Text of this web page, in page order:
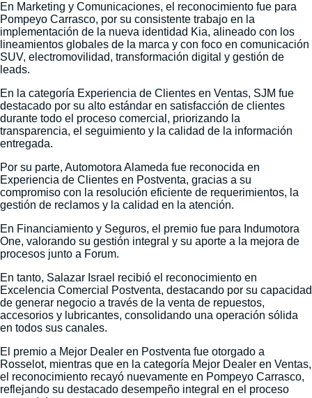
En Marketing y Comunicaciones, el reconocimiento fue para
Pompeyo Carrasco, por su consistente trabajo en la
implementación de la nueva identidad Kia, alineado con los
lineamientos globales de la marca y con foco en comunicación
SUV, electromovilidad, transformación digital y gestión de
leads.
En la categoría Experiencia de Clientes en Ventas, SJM fue
destacado por su alto estándar en satisfacción de clientes
durante todo el proceso comercial, priorizando la
transparencia, el seguimiento y la calidad de la información
entregada.
Por su parte, Automotora Alameda fue reconocida en
Experiencia de Clientes en Postventa, gracias a su
compromiso con la resolución eficiente de requerimientos, la
gestión de reclamos y la calidad en la atención.
En Financiamiento y Seguros, el premio fue para Indumotora
One, valorando su gestión integral y su aporte a la mejora de
procesos junto a Forum.
En tanto, Salazar Israel recibió el reconocimiento en
Excelencia Comercial Postventa, destacando por su capacidad
de generar negocio a través de la venta de repuestos,
accesorios y lubricantes, consolidando una operación sólida
en todos sus canales.
El premio a Mejor Dealer en Postventa fue otorgado a
Rosselot, mientras que en la categoría Mejor Dealer en Ventas,
el reconocimiento recayó nuevamente en Pompeyo Carrasco,
reflejando su destacado desempeño integral en el proceso